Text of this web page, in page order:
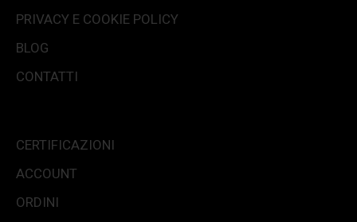
PRIVACY E COOKIE POLICY
BLOG
CONTATTI
CERTIFICAZIONI
ACCOUNT
ORDINI